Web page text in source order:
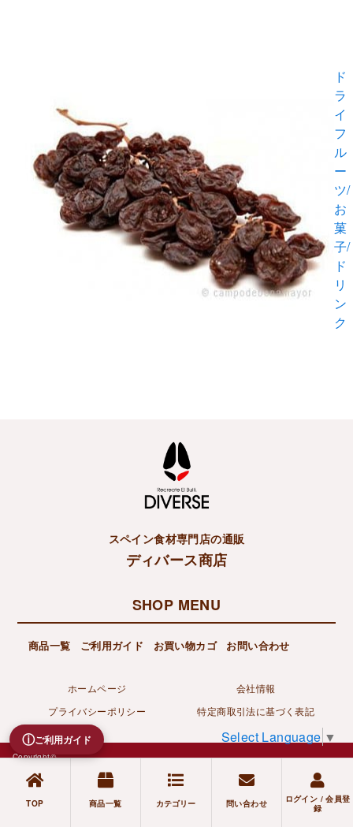
Select Language ▼
ド
ラ
イ
フ
ル
ー
ツ/
お
菓
子/
ド
リ
ン
ク
スペイン食材専門店の通販
ディバース商店
SHOP MENU
商品一覧 ご利用ガイド お買い物カゴ お問い合わせ
ホームページ
会社情報
プライバシーポリシー
特定商取引法に基づく表記
Copyright©
DIVERSE Co., Ltd. All rights reserved.
TOP 商品一覧 カテゴリー 問い合わせ
ログイン / 会員登
録
ⓘご利用ガイド